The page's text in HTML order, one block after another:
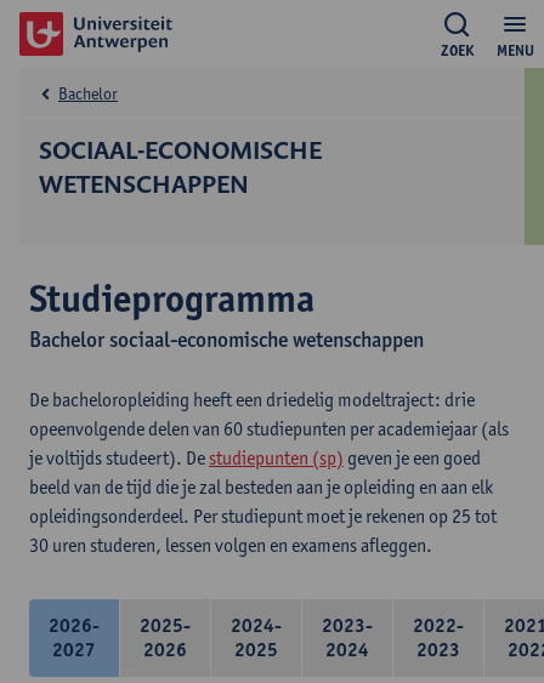
MENU
ZOEK
SOCIAAL-ECONOMISCHE
WETENSCHAPPEN
Bachelor
Studieprogramma
Bachelor sociaal-economische wetenschappen
De bacheloropleiding heeft een driedelig modeltraject: drie
opeenvolgende delen van 60 studiepunten per academiejaar (als
je voltijds studeert). De studiepunten (sp) geven je een goed
beeld van de tijd die je zal besteden aan je opleiding en aan elk
opleidingsonderdeel. Per studiepunt moet je rekenen op 25 tot
30 uren studeren, lessen volgen en examens afleggen.
2026-
2027
2025-
2026
2024-
2025
2023-
2024
2022-
2023